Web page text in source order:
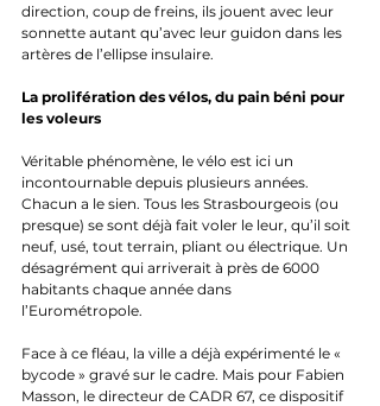
direction, coup de freins, ils jouent avec leur
sonnette autant qu’avec leur guidon dans les
artères de l’ellipse insulaire.
La prolifération des vélos, du pain béni pour
les voleurs
Véritable phénomène, le vélo est ici un
incontournable depuis plusieurs années.
Chacun a le sien. Tous les Strasbourgeois (ou
presque) se sont déjà fait voler le leur, qu’il soit
neuf, usé, tout terrain, pliant ou électrique. Un
désagrément qui arriverait à près de 6000
habitants chaque année dans
l’Eurométropole.
Face à ce fléau, la ville a déjà expérimenté le «
bycode » gravé sur le cadre. Mais pour Fabien
Masson, le directeur de CADR 67, ce dispositif